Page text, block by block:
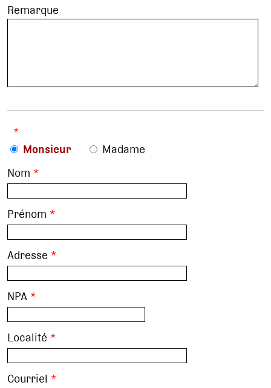
Remarque
*
Monsieur
Madame
Nom *
Prénom *
Adresse *
NPA *
Localité *
Courriel *